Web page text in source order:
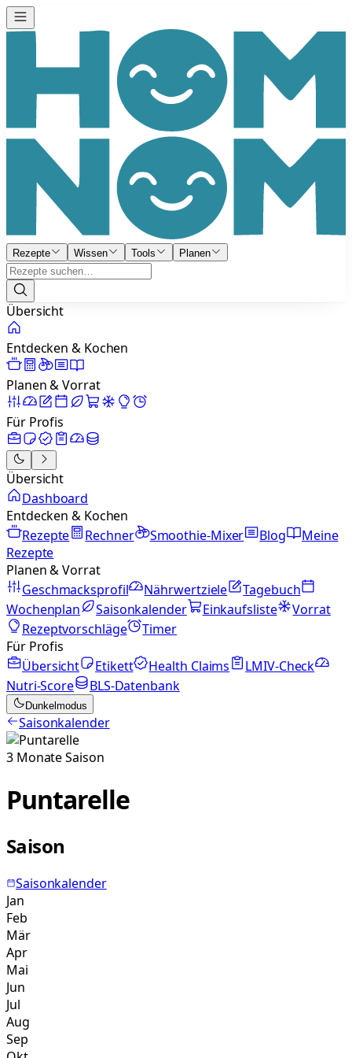
Rezepte Wissen Tools Planen
Übersicht
Entdecken & Kochen
Planen & Vorrat
Für Profis
Übersicht
Dashboard
Entdecken & Kochen
Rezepte
Rechner Smoothie-Mixer Blog
Meine
Rezepte
Planen & Vorrat
Geschmacksprofil
Nährwertziele
Tagebuch
Wochenplan
Saisonkalender Einkaufsliste
Vorrat
Rezeptvorschläge
Timer
Für Profis
Übersicht
Etikett Health Claims
LMIV-Check
Nutri-Score
BLS-Datenbank
Dunkelmodus
Saisonkalender
3 MonateSaison
Puntarelle
Saison
Saisonkalender
Jan
Feb
Mär
Apr
Mai
Jun
Jul
Aug
Sep